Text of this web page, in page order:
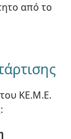
από το
ΚΕ.Μ.Ε.